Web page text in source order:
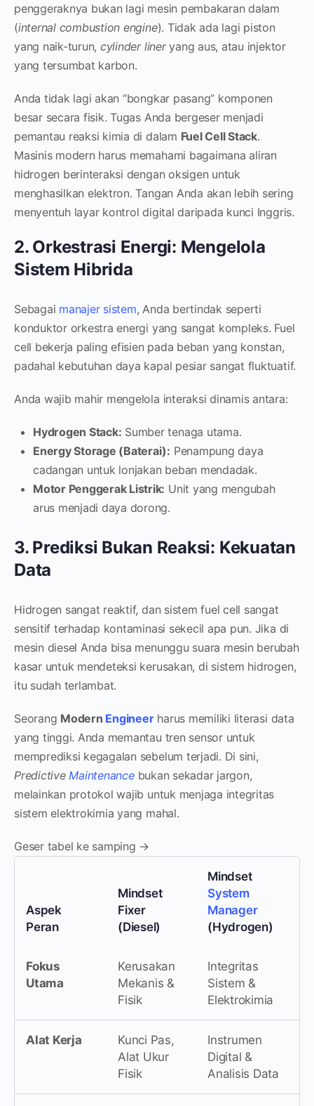
penggeraknya bukan lagi mesin pembakaran dalam
(internal combustion engine). Tidak ada lagi piston
yang naik-turun, cylinder lineryang aus, atau injektor
yang tersumbat karbon.
Anda tidak lagi akan “bongkar pasang” komponen
besar secara fisik. Tugas Anda bergeser menjadi
pemantau reaksi kimia di dalam Fuel Cell Stack.
Masinis modern harus memahami bagaimana aliran
hidrogen berinteraksi dengan oksigen untuk
menghasilkan elektron. Tangan Anda akan lebih sering
menyentuh layar kontrol digital daripada kunci Inggris.
2. Orkestrasi Energi: Mengelola
Sistem Hibrida
Sebagai manajer sistem, Anda bertindak seperti
konduktor orkestra energi yang sangat kompleks. Fuel
cell bekerja paling efisien pada beban yang konstan,
padahal kebutuhan daya kapal pesiar sangat fluktuatif.
Anda wajib mahir mengelola interaksi dinamis antara:
Hydrogen Stack: Sumber tenaga utama.
Energy Storage (Baterai): Penampung daya
cadangan untuk lonjakan beban mendadak.
Motor Penggerak Listrik: Unit yang mengubah
arus menjadi daya dorong.
3. Prediksi Bukan Reaksi: Kekuatan
Data
Hidrogen sangat reaktif, dan sistem fuel cell sangat
sensitif terhadap kontaminasi sekecil apa pun. Jika di
mesin diesel Anda bisa menunggu suara mesin berubah
kasar untuk mendeteksi kerusakan, di sistem hidrogen,
itu sudah terlambat.
Seorang Modern Engineerharus memiliki literasi data
yang tinggi. Anda memantau tren sensor untuk
memprediksi kegagalan sebelum terjadi. Di sini,
Predictive Maintenancebukan sekadar jargon,
melainkan protokol wajib untuk menjaga integritas
sistem elektrokimia yang mahal.
Geser tabel ke samping →
Aspek
Peran
Mindset
Fixer
(Diesel)
Mindset
System
Manager
(Hydrogen)
Fokus
Utama
Kerusakan
Mekanis &
Fisik
Integritas
Sistem &
Elektrokimia
Alat Kerja
Kunci Pas,
Alat Ukur
Fisik
Instrumen
Digital &
Analisis Data